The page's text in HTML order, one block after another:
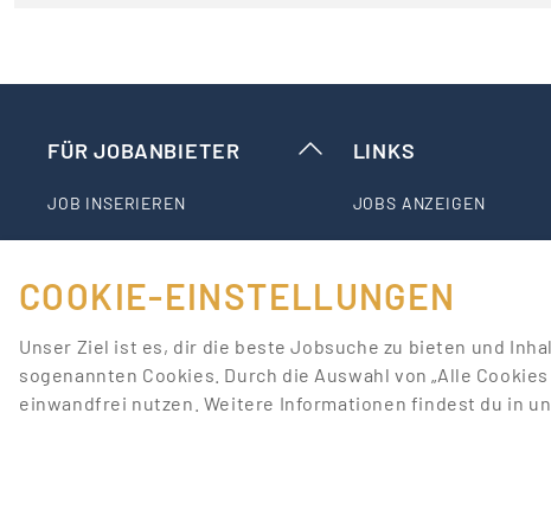
FÜR JOBANBIETER
JOB INSERIEREN
STELLENANZEIGEN-PAKETE
LINKS
JOBS ANZEIGEN
PROMOTIONFORUM
COOKIE-EINSTELLUNGEN
Unser Ziel ist es, dir die beste Jobsuche zu bieten und
sogenannten Cookies. Durch die Auswahl von „Alle
einwandfrei nutzen. Weitere Informationen findest du in